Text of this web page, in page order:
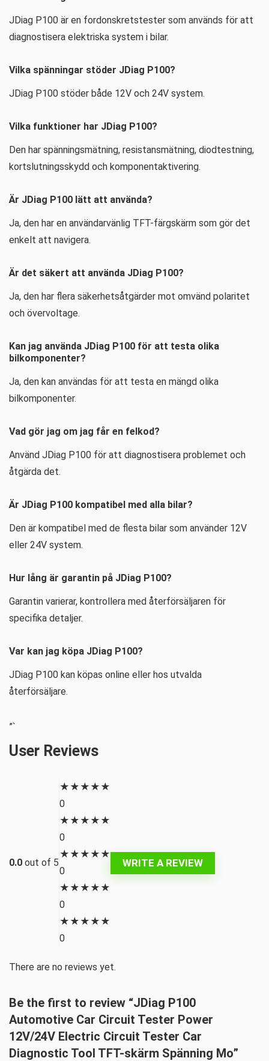
JDiag P100 är en fordonskretstester som används för att
diagnostisera elektriska system i bilar.
Vilka spänningar stöder JDiag P100?
JDiag P100 stöder både 12V och 24V system.
Vilka funktioner har JDiag P100?
Den har spänningsmätning, resistansmätning, diodtestning,
kortslutningsskydd och komponentaktivering.
Är JDiag P100 lätt att använda?
Ja, den har en användarvänlig TFT-färgskärm som gör det
enkelt att navigera.
Är det säkert att använda JDiag P100?
Ja, den har flera säkerhetsåtgärder mot omvänd polaritet
och övervoltage.
Kan jag använda JDiag P100 för att testa olika
bilkomponenter?
Ja, den kan användas för att testa en mängd olika
bilkomponenter.
Vad gör jag om jag får en felkod?
Använd JDiag P100 för att diagnostisera problemet och
åtgärda det.
Är JDiag P100 kompatibel med alla bilar?
Den är kompatibel med de flesta bilar som använder 12V
eller 24V system.
Hur lång är garantin på JDiag P100?
Garantin varierar, kontrollera med återförsäljaren för
specifika detaljer.
Var kan jag köpa JDiag P100?
JDiag P100 kan köpas online eller hos utvalda
återförsäljare.
”`
User Reviews
0.0 out of 5
★ ★ ★ ★ ★
0
★ ★ ★ ★ ★
0
★ ★ ★ ★ ★
0
★ ★ ★ ★ ★
0
★ ★ ★ ★ ★
0
WRITE A REVIEW
There are no reviews yet.
Be the first to review “JDiag P100
Automotive Car Circuit Tester Power
12V/24V Electric Circuit Tester Car
Diagnostic Tool TFT-skärm Spänning Mo”